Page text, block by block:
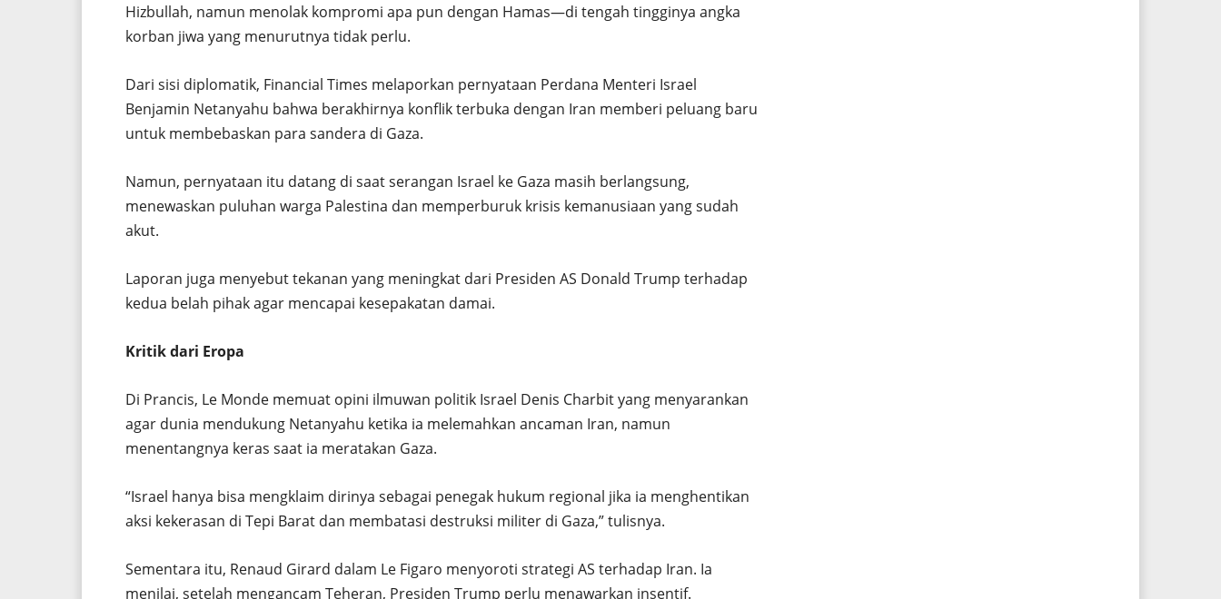
Hizbullah, namun menolak kompromi apa pun dengan Hamas—di tengah tingginya angka
korban jiwa yang menurutnya tidak perlu.
Dari sisi diplomatik, Financial Times melaporkan pernyataan Perdana Menteri Israel
Benjamin Netanyahu bahwa berakhirnya konflik terbuka dengan Iran memberi peluang baru
untuk membebaskan para sandera di Gaza.
Namun, pernyataan itu datang di saat serangan Israel ke Gaza masih berlangsung,
menewaskan puluhan warga Palestina dan memperburuk krisis kemanusiaan yang sudah
akut.
Laporan juga menyebut tekanan yang meningkat dari Presiden AS Donald Trump terhadap
kedua belah pihak agar mencapai kesepakatan damai.
Kritik dari Eropa
Di Prancis, Le Monde memuat opini ilmuwan politik Israel Denis Charbit yang menyarankan
agar dunia mendukung Netanyahu ketika ia melemahkan ancaman Iran, namun
menentangnya keras saat ia meratakan Gaza.
“Israel hanya bisa mengklaim dirinya sebagai penegak hukum regional jika ia menghentikan
aksi kekerasan di Tepi Barat dan membatasi destruksi militer di Gaza,” tulisnya.
Sementara itu, Renaud Girard dalam Le Figaro menyoroti strategi AS terhadap Iran. Ia
menilai, setelah mengancam Teheran, Presiden Trump perlu menawarkan insentif.